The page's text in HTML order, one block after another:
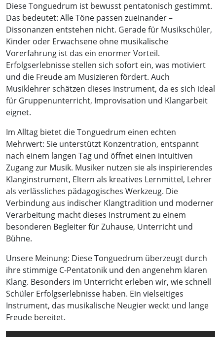
Diese Tonguedrum ist bewusst pentatonisch gestimmt.
Das bedeutet: Alle Töne passen zueinander –
Dissonanzen entstehen nicht. Gerade für Musikschüler,
Kinder oder Erwachsene ohne musikalische
Vorerfahrung ist das ein enormer Vorteil.
Erfolgserlebnisse stellen sich sofort ein, was motiviert
und die Freude am Musizieren fördert. Auch
Musiklehrer schätzen dieses Instrument, da es sich ideal
für Gruppenunterricht, Improvisation und Klangarbeit
eignet.
Im Alltag bietet die Tonguedrum einen echten
Mehrwert: Sie unterstützt Konzentration, entspannt
nach einem langen Tag und öffnet einen intuitiven
Zugang zur Musik. Musiker nutzen sie als inspirierendes
Klanginstrument, Eltern als kreatives Lernmittel, Lehrer
als verlässliches pädagogisches Werkzeug. Die
Verbindung aus indischer Klangtradition und moderner
Verarbeitung macht dieses Instrument zu einem
besonderen Begleiter für Zuhause, Unterricht und
Bühne.
Unsere Meinung: Diese Tonguedrum überzeugt durch
ihre stimmige C-Pentatonik und den angenehm klaren
Klang. Besonders im Unterricht erleben wir, wie schnell
Schüler Erfolgserlebnisse haben. Ein vielseitiges
Instrument, das musikalische Neugier weckt und lange
Freude bereitet.